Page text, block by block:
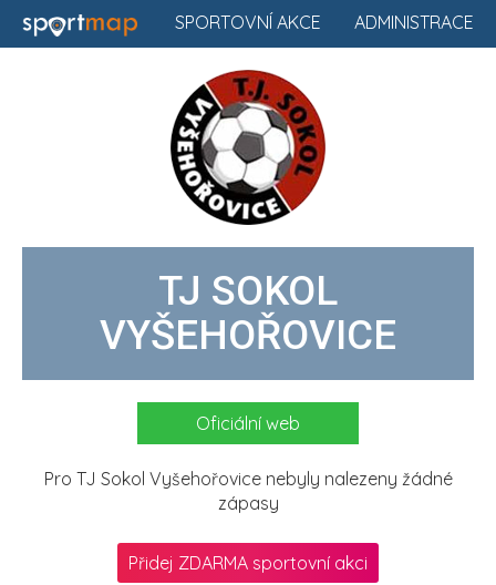
ADMINISTRACE
SPORTOVNÍ AKCE
TJ SOKOL
VYŠEHOŘOVICE
Oficiální web
Pro TJ Sokol Vyšehořovice nebyly nalezeny žádné
zápasy
Přidej ZDARMA sportovní akci